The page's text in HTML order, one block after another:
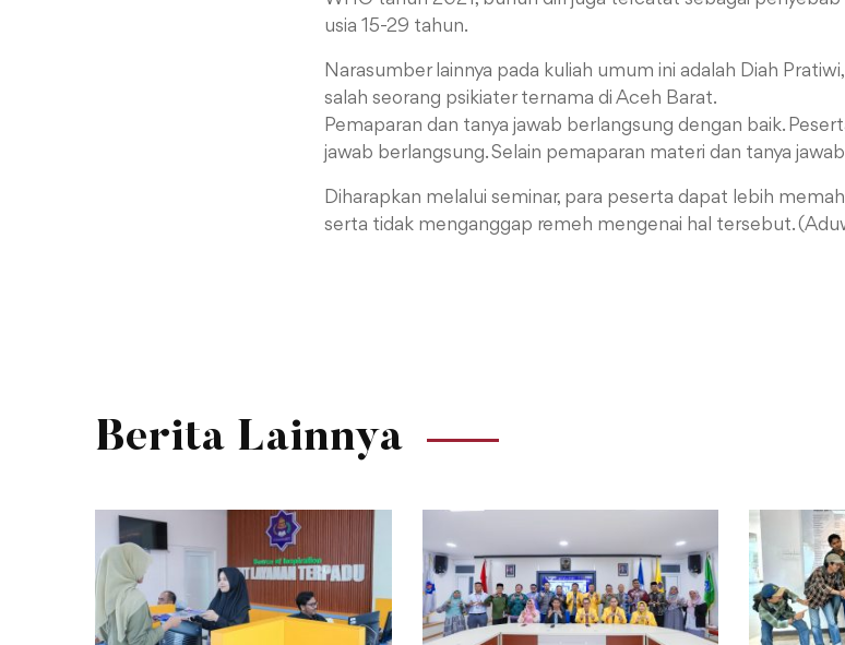
usia 15-29 tahun.
Narasumber lainnya pada kuliah umum ini adalah Diah
salah seorang psikiater ternama di Aceh Barat.
Pemaparan dan tanya jawab berlangsung dengan baik.
jawab berlangsung. Selain pemaparan materi dan tanya
Diharapkan melalui seminar, para peserta dapat lebih
serta tidak menganggap remeh mengenai hal tersebut.
Berita Lainnya